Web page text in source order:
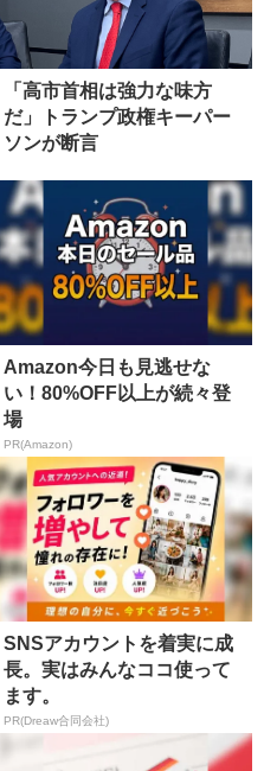
「高市首相は強力な味方
だ」トランプ政権キーパー
ソンが断言
Amazon今日も見逃せな
い！80%OFF以上が続々登
場
PR(Amazon)
SNSアカウントを着実に成
長。実はみんなココ使って
ます。
PR(Dreaw合同会社)